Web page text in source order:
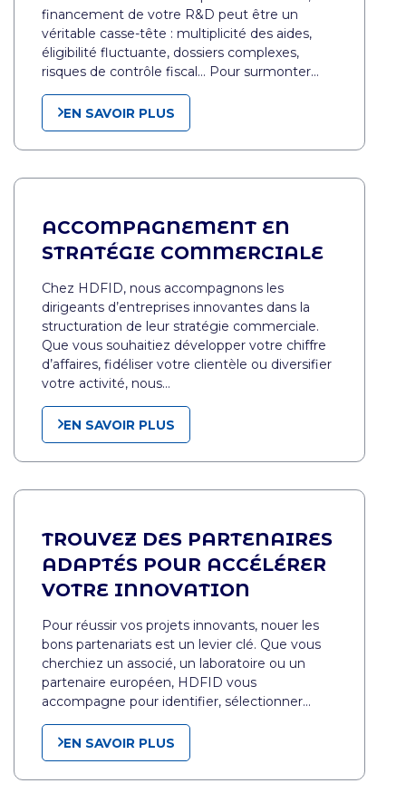
financement de votre R&D peut être un
véritable casse-tête : multiplicité des aides,
éligibilité fluctuante, dossiers complexes,
risques de contrôle fiscal… Pour surmonter…
EN SAVOIR PLUS
ACCOMPAGNEMENT EN
STRATÉGIE COMMERCIALE
Chez HDFID, nous accompagnons les
dirigeants d’entreprises innovantes dans la
structuration de leur stratégie commerciale.
Que vous souhaitiez développer votre chiffre
d’affaires, fidéliser votre clientèle ou diversifier
votre activité, nous…
EN SAVOIR PLUS
TROUVEZ DES PARTENAIRES
ADAPTÉS POUR ACCÉLÉRER
VOTRE INNOVATION
Pour réussir vos projets innovants, nouer les
bons partenariats est un levier clé. Que vous
cherchiez un associé, un laboratoire ou un
partenaire européen, HDFID vous
accompagne pour identifier, sélectionner…
EN SAVOIR PLUS